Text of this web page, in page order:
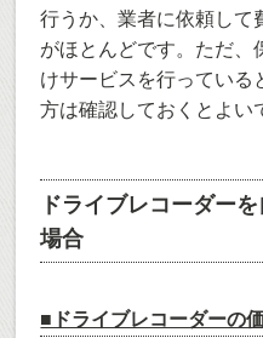
行うか、業者に依頼して
がほとんどです。ただ、
けサービスを行っている
方は確認しておくとよい
ドライブレコーダー
場合
■ドライブレコーダーの